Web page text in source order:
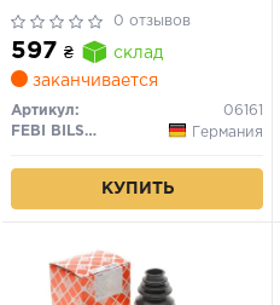
0 отзывов
597 ₴
склад
заканчивается
Артикул:
06161
FEBI BILSTEIN
Германия
КУПИТЬ